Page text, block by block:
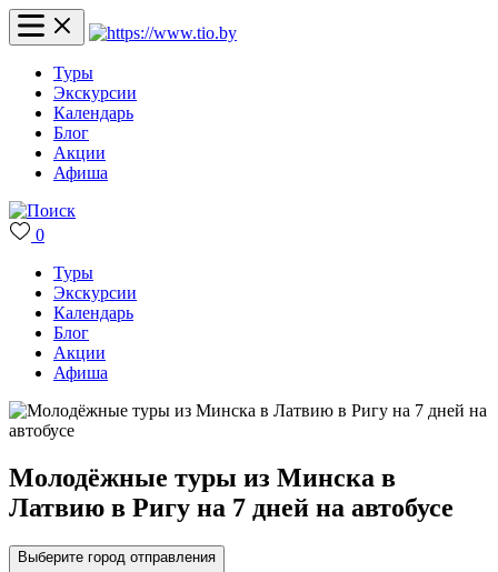
Туры
Экскурсии
Календарь
Блог
Акции
Афиша
0
Туры
Экскурсии
Календарь
Блог
Акции
Афиша
Молодёжные туры из Минска в
Латвию в Ригу на 7 дней на автобусе
Выберите город отправления